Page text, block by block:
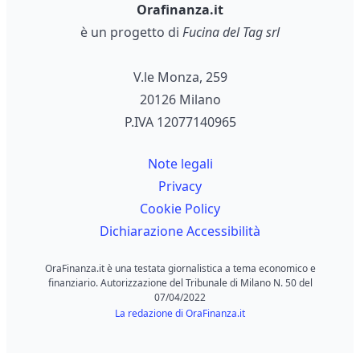
Orafinanza.it
è un progetto di Fucina del Tag srl
V.le Monza, 259
20126 Milano
P.IVA 12077140965
Note legali
Privacy
Cookie Policy
Dichiarazione Accessibilità
OraFinanza.it è una testata giornalistica a tema economico e
finanziario. Autorizzazione del Tribunale di Milano N. 50 del
07/04/2022
La redazione di OraFinanza.it